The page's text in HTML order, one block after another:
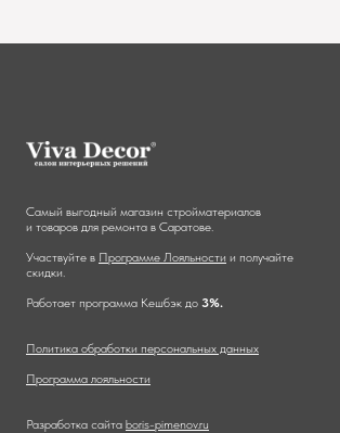
Самый выгодный магазин стройматериалов
и товаров для ремонта в Саратове.
Участвуйте в Программе Лояльности и получайте
скидки.
Работает программа Кешбэк до 3%.
Политика обработки персональных данных
Программа лояльности
Разработка сайта boris-pimenov.ru